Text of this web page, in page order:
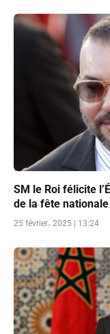
SM le Roi félicite
de la fête
25 février، 2025 | 13:24